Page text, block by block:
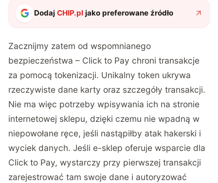
DodajCHIP.pl jako preferowane źródło
Zacznijmy zatem od wspomnianego
bezpieczeństwa – Click to Pay chroni transakcje
za pomocą tokenizacji. Unikalny token ukrywa
rzeczywiste dane karty oraz szczegóły transakcji.
Nie ma więc potrzeby wpisywania ich na stronie
internetowej sklepu, dzięki czemu nie wpadną w
niepowołane ręce, jeśli nastąpiłby atak hakerski i
wyciek danych. Jeśli e-sklep oferuje wsparcie dla
Click to Pay, wystarczy przy pierwszej transakcji
zarejestrować tam swoje dane i autoryzować